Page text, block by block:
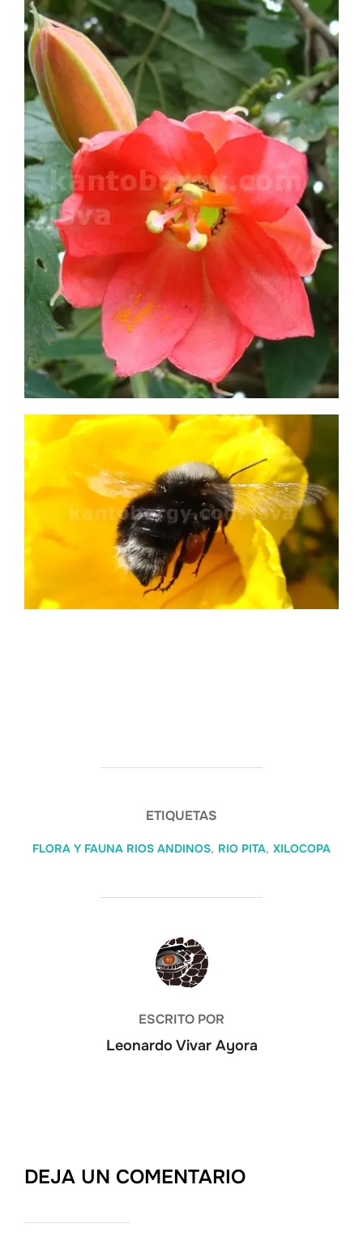
ETIQUETAS
FLORA Y FAUNA RIOS ANDINOS, RIO PITA, XILOCOPA
AUTOR DE LA ENTRADA
ESCRITO POR
Leonardo Vivar Ayora
DEJA UN COMENTARIO